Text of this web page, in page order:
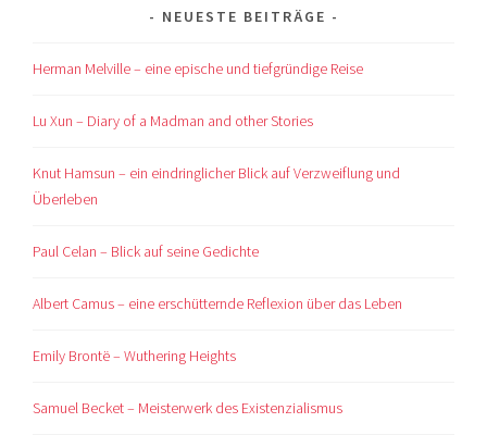
NEUESTE BEITRÄGE
Herman Melville – eine epische und tiefgründige Reise
Lu Xun – Diary of a Madman and other Stories
Knut Hamsun – ein eindringlicher Blick auf Verzweiflung und
Überleben
Paul Celan – Blick auf seine Gedichte
Albert Camus – eine erschütternde Reflexion über das Leben
Emily Brontë – Wuthering Heights
Samuel Becket – Meisterwerk des Existenzialismus